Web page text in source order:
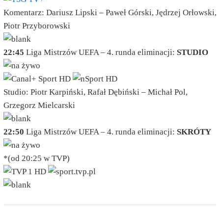
Komentarz: Dariusz Lipski – Paweł Górski, Jędrzej Orłowski,
Piotr Przyborowski
22:45 Liga Mistrzów UEFA – 4. runda eliminacji: STUDIO
Studio: Piotr Karpiński, Rafał Dębiński – Michał Pol,
Grzegorz Mielcarski
22:50 Liga Mistrzów UEFA – 4. runda eliminacji: SKRÓTY
*(od 20:25 w TVP)